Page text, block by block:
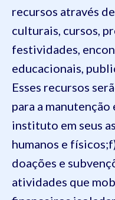
recursos através
culturais, cursos,
festividades,
educacionais,
Esses recursos
para a
instituto em seus
humanos e físicos;
doações e
atividades que